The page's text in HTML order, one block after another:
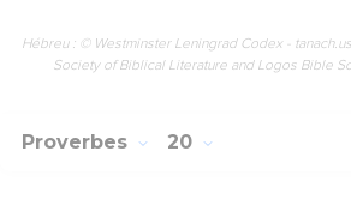
Hébreu : © Westminster Leningrad Codex -
Society of Biblical Literature and Logos Bible
Proverbes 20